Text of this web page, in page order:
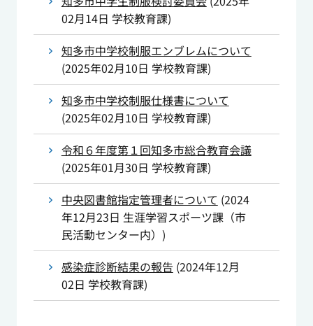
02月14日 学校教育課)
知多市中学校制服エンブレムについて
(2025年02月10日 学校教育課)
知多市中学校制服仕様書について
(2025年02月10日 学校教育課)
令和６年度第１回知多市総合教育会議
(2025年01月30日 学校教育課)
中央図書館指定管理者について (2024
年12月23日 生涯学習スポーツ課（市
民活動センター内） )
感染症診断結果の報告 (2024年12月
02日 学校教育課)